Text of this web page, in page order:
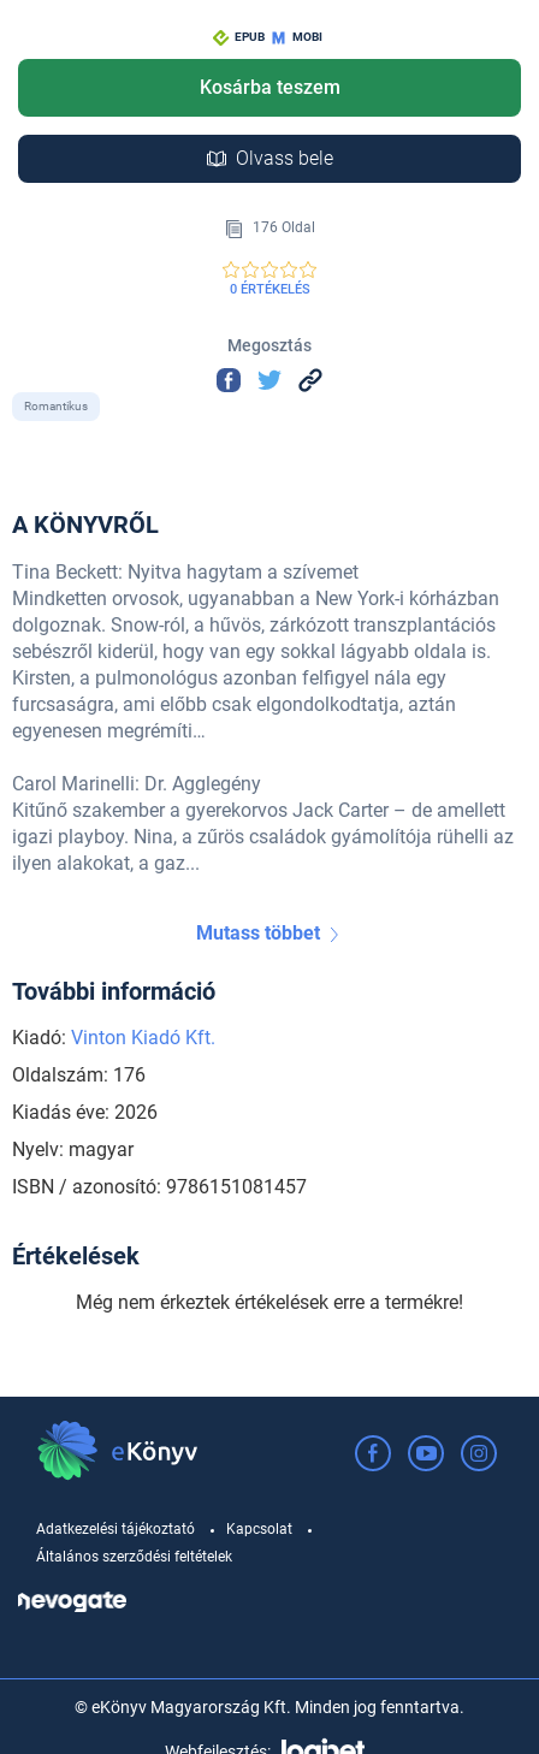
EPUB MOBI
Kosárba teszem
Olvass bele
176 Oldal
0 ÉRTÉKELÉS
Megosztás
Romantikus
A KÖNYVRŐL
Tina Beckett: Nyitva hagytam a szívemet
Mindketten orvosok, ugyanabban a New York-i kórházban
dolgoznak. Snow-ról, a hűvös, zárkózott transzplantációs
sebészről kiderül, hogy van egy sokkal lágyabb oldala is.
Kirsten, a pulmonológus azonban felfigyel nála egy
furcsaságra, ami előbb csak elgondolkodtatja, aztán
egyenesen megrémíti…
Carol Marinelli: Dr. Agglegény
Kitűnő szakember a gyerekorvos Jack Carter – de amellett
igazi playboy. Nina, a zűrös családok gyámolítója rühelli az
ilyen alakokat, a gaz...
Mutass többet
További információ
Kiadó: Vinton Kiadó Kft.
Oldalszám: 176
Kiadás éve: 2026
Nyelv: magyar
ISBN / azonosító: 9786151081457
Értékelések
Még nem érkeztek értékelések erre a termékre!
Adatkezelési tájékoztató
Kapcsolat
Általános szerződési feltételek
© eKönyv Magyarország Kft. Minden jog fenntartva.